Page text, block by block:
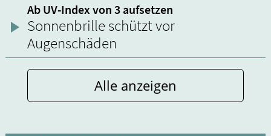
Ab UV-Index von 3 aufsetzen
Sonnenbrille schützt vor
Augenschäden
Alle anzeigen